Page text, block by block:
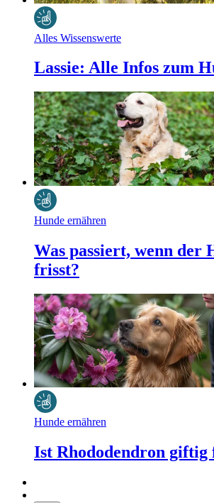
Alles Wissenswerte
Lassie: Alle Infos zum
Hunde ernähren
Was passiert, wenn der
frisst?
Hunde ernähren
Ist Rhododendron giftig